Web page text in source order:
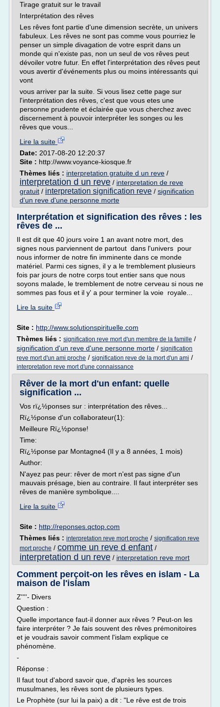
Tirage gratuit sur le travail
Interprétation des rêves
Les rêves font partie d'une dimension secrète, un univers
fabuleux. Les rêves ne sont pas comme vous pourriez le
penser un simple divagation de votre esprit dans un
monde qui n'existe pas, non un seul de vos rêves peut
dévoiler votre futur. En effet l'interprétation des rêves peut
vous avertir d'événements plus ou moins intéressants qui
vont
vous arriver par la suite. Si vous lisez cette page sur
l'interprétation des rêves, c'est que vous etes une
personne prudente et éclairée que vous cherchez avec
discernement à pouvoir interpréter les songes ou les
rêves que vous...
Lire la suite
Date: 2017-08-20 12:20:37
Site : http://www.voyance-kiosque.fr
Thèmes liés : interpretation gratuite d un reve /
interpretation d un reve / interpretation de reve
gratuit / interpretation signification reve / signification
d'un reve d'une personne morte
Interprétation et signification des rêves : les
rêves de ...
Il est dit que 40 jours voire 1 an avant notre mort, des
signes nous parviennent de partout dans l'univers pour
nous informer de notre fin imminente dans ce monde
matériel. Parmi ces signes, il y a le tremblement plusieurs
fois par jours de notre corps tout entier sans que nous
soyons malade, le tremblement de notre cerveau si nous ne
sommes pas fous et il y' a pour terminer la voie royale...
Lire la suite
Site : http://www.solutionspirituelle.com
Thèmes liés : signification reve mort d'un membre de la famille /
signification d'un reve d'une personne morte / signification
reve mort d'un ami proche / signification reve de la mort d'un ami /
interpretation reve mort d'une connaissance
Rêver de la mort d'un enfant: quelle
signification ...
Vos rï¿½ponses sur : interprétation des rêves...
Rï¿½ponse d'un collaborateur(1):
Meilleure Rï¿½ponse!
Time:
Rï¿½ponse par Montagne4 (Il y a 8 années, 1 mois)
Author:
N'ayez pas peur: rêver de mort n'est pas signe d'un
mauvais présage, bien au contraire. Il faut interpréter ses
rêves de manière symbolique....
Lire la suite
Site : http://reponses.qctop.com
Thèmes liés : interpretation reve mort proche / signification reve
mort proche / comme un reve d enfant /
interpretation d un reve / interpretation reve mort
Comment perçoit-on les rêves en islam - La
maison de l'islam
Z''''- Divers
Question :
Quelle importance faut-il donner aux rêves ? Peut-on les
faire interpréter ? Je fais souvent des rêves prémonitoires
et je voudrais savoir comment l'islam explique ce
phénomène.
-
Réponse :
Il faut tout d'abord savoir que, d'après les sources
musulmanes, les rêves sont de plusieurs types.
Le Prophète (sur lui la paix) a dit : "Le rêve est de trois